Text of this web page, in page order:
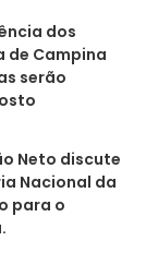
dos
de Campina
serão
Neto discute
Nacional da
para o